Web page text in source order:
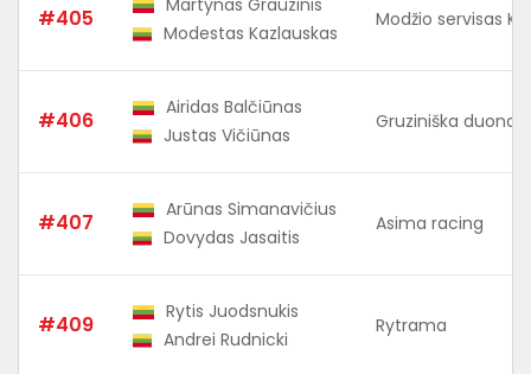
#405
Martynas Grauzinis
Modestas Kazlauskas
Modžio servisas
#406
Airidas Balčiūnas
Justas Vičiūnas
Gruziniška duona
#407
Arūnas Simanavičius
Dovydas Jasaitis
Asima racing
#409
Rytis Juodsnukis
Andrei Rudnicki
Rytrama